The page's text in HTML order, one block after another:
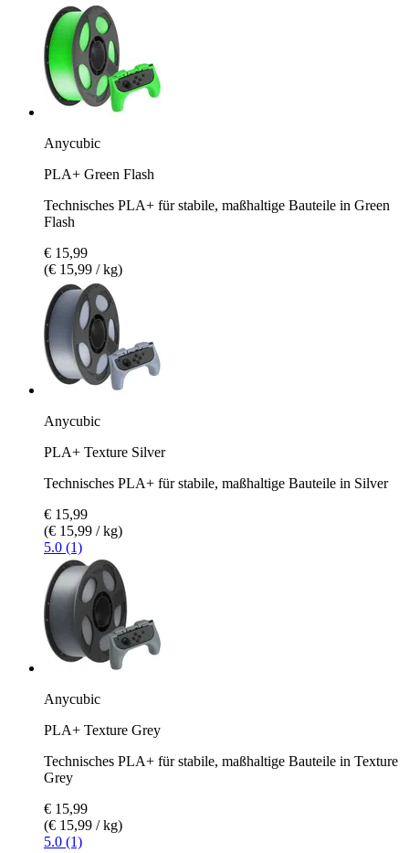
Anycubic
PLA+ Green Flash
Technisches PLA+ für stabile, maßhaltige Bauteile in Green
Flash
€ 15,99
(€ 15,99 / kg)
Anycubic
PLA+ Texture Silver
Technisches PLA+ für stabile, maßhaltige Bauteile in Silver
€ 15,99
(€ 15,99 / kg)
5.0 (1)
Anycubic
PLA+ Texture Grey
Technisches PLA+ für stabile, maßhaltige Bauteile in Texture
Grey
€ 15,99
(€ 15,99 / kg)
5.0 (1)